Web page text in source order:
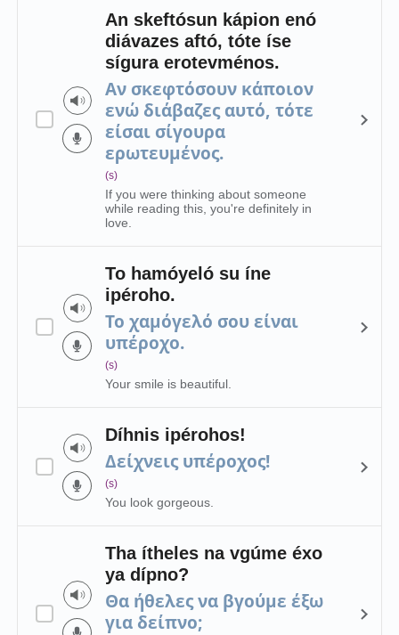
An skeftósun kápion enó
diávazes aftó, tóte íse
sígura erotevménos.
Αν σκεφτόσουν κάποιον
ενώ διάβαζες αυτό, τότε
είσαι σίγουρα
ερωτευμένος.
(s)
If you were thinking about someone
while reading this, you're definitely in
love.
To hamóyeló su íne
ipéroho.
Το χαμόγελό σου είναι
υπέροχο.
(s)
Your smile is beautiful.
Díhnis ipérohos!
Δείχνεις υπέροχος!
(s)
You look gorgeous.
Tha ítheles na vgúme éxo
ya dípno?
Θα ήθελες να βγούμε έξω
για δείπνο;